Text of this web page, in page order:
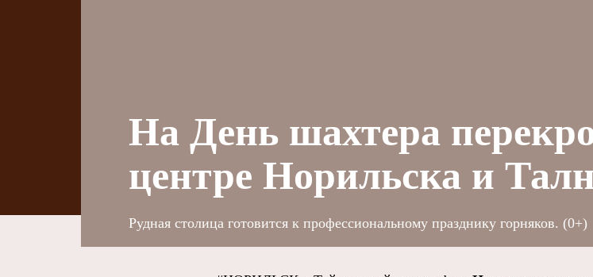
На День шахтера
центре Норильска и
Рудная столица готовится к профессиональному празднику горняков. (0+)